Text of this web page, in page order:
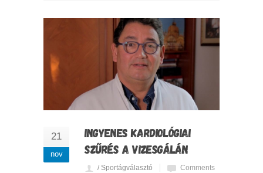
21
nov
INGYENES KARDIOLÓGIAI
SZŰRÉS A VIZESGÁLÁN
/ Sportágválasztó
Comments